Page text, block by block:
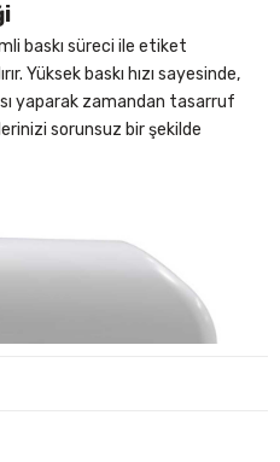
baskı süreci ile etiket
Yüksek baskı hızı sayesinde,
yaparak zamandan tasarruf
sorunsuz bir şekilde